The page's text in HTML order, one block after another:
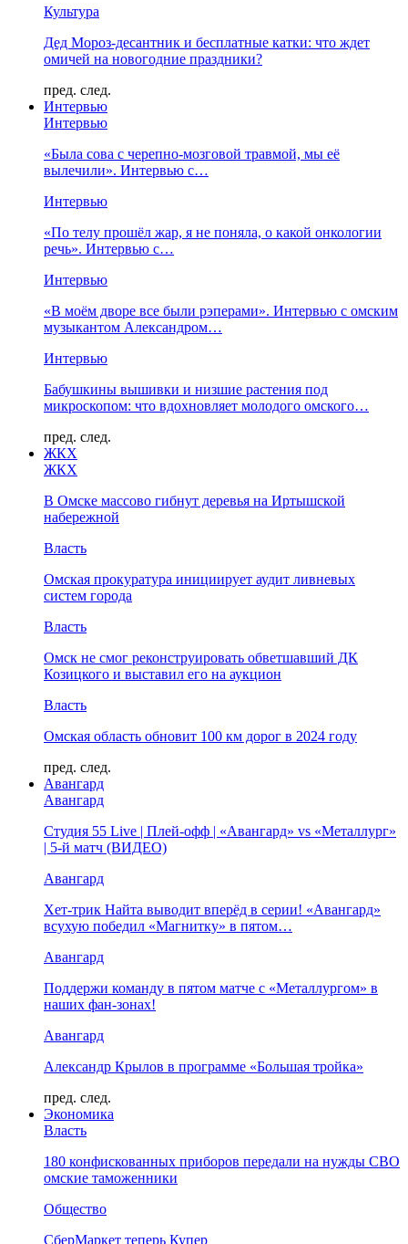
Культура
Дед Мороз-десантник и бесплатные катки: что ждет
омичей на новогодние праздники?
пред. след.
Интервью
Интервью
«Была сова с черепно-мозговой травмой, мы её
вылечили». Интервью с…
Интервью
«По телу прошёл жар, я не поняла, о какой онкологии
речь». Интервью с…
Интервью
«В моём дворе все были рэперами». Интервью с омским
музыкантом Александром…
Интервью
Бабушкины вышивки и низшие растения под
микроскопом: что вдохновляет молодого омского…
пред. след.
ЖКХ
ЖКХ
В Омске массово гибнут деревья на Иртышской
набережной
Власть
Омская прокуратура инициирует аудит ливневых
систем города
Власть
Омск не смог реконструировать обветшавший ДК
Козицкого и выставил его на аукцион
Власть
Омская область обновит 100 км дорог в 2024 году
пред. след.
Авангард
Авангард
Студия 55 Live | Плей-офф | «Авангард» vs «Металлург»
| 5-й матч (ВИДЕО)
Авангард
Хет-трик Найта выводит вперёд в серии! «Авангард»
всухую победил «Магнитку» в пятом…
Авангард
Поддержи команду в пятом матче с «Металлургом» в
наших фан-зонах!
Авангард
Александр Крылов в программе «Большая тройка»
пред. след.
Экономика
Власть
180 конфискованных приборов передали на нужды СВО
омские таможенники
Общество
СберМаркет теперь Купер